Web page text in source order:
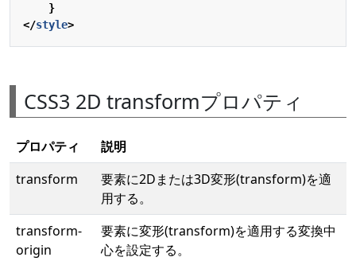
}
</style>
CSS3 2D transformプロパティ
プロパティ
説明
transform
要素に2Dまたは3D変形(transform)を適
用する。
transform-
origin
要素に変形(transform)を適用する変換中
心を設定する。